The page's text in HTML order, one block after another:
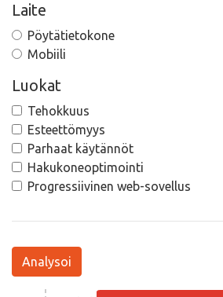
Laite
Pöytätietokone
Mobiili
Luokat
Tehokkuus
Esteettömyys
Parhaat käytännöt
Hakukoneoptimointi
Progressiivinen web-sovellus
Analysoi